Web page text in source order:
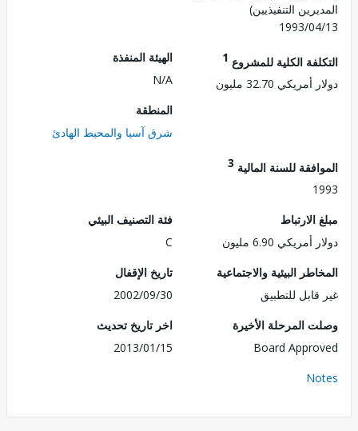
التنفيذيين)
1993/
الكلية للمشروع1
32.70 مليون
الهيئة المنفذة
شرق آسيا والمحيط الهادئ
للسنة المالية3
6.90 مليون
فئة التصنيف البيئي
البيئية والاجتماعية
للتطبيق
تاريخ الإقفال
2002/09/30
المرحلة الأخيرة
Board
اخر تاريخ تحديث
2013/01/15